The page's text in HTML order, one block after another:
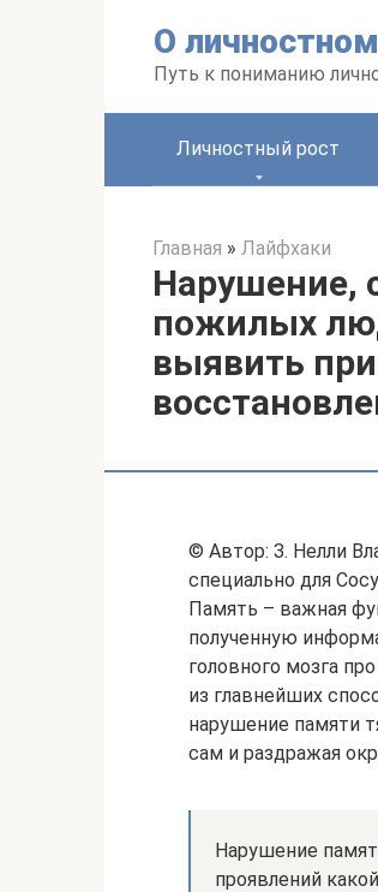
О
Путь к пониманию
Личностный рост
Главная » Лайфхаки
Нарушение,
пожилых
выявить
© Автор: З. Нелли
специально для
Память – важная
полученную
головного мозга
из главнейших
нарушение памяти
сам и раздражая
Нарушение
проявлений